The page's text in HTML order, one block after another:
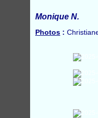
Monique N.
Photos :